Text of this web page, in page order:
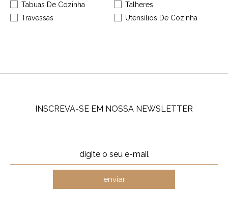
Tabuas De Cozinha
Talheres
Travessas
Utensílios De Cozinha
INSCREVA-SE EM NOSSA NEWSLETTER
enviar